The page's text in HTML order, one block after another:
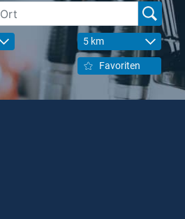
5 km
Favoriten